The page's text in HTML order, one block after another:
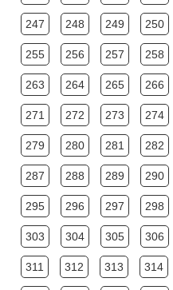
247 248 249 250
255 256 257 258
263 264 265 266
271 272 273 274
279 280 281 282
287 288 289 290
295 296 297 298
303 304 305 306
311 312 313 314